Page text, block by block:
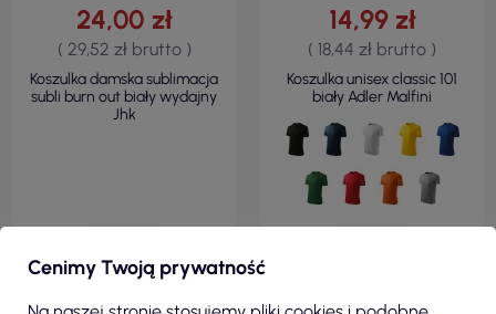
24,00 zł
( 29,52 zł brutto )
Koszulka damska sublimacja
subli burn out biały wydajny
Jhk
14,99 zł
( 18,44 zł brutto )
Koszulka unisex classic 101
biały Adler Malfini
Cenimy Twoją prywatność